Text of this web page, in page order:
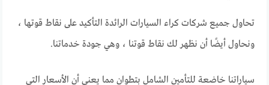
تحاول جميع شركات كراء السيارات الرائدة التأكيد على نقاط قوتها ،
ونحاول أيضًا أن نظهر لك نقاط قوتنا ، وهي جودة خدماتنا.
سياراتنا خاضعة للتأمين الشامل بتطوان مما يعني أن الأسعار التي